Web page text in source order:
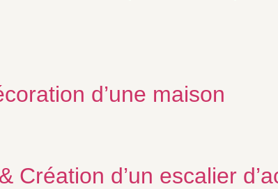
d’une maison
Création d’un escalier